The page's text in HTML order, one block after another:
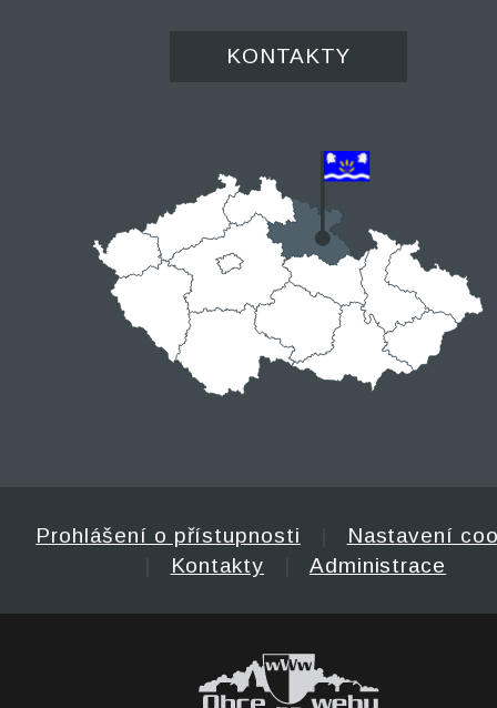
KONTAKTY
Prohlášení o přístupnosti
Nastavení
Kontakty Administrace